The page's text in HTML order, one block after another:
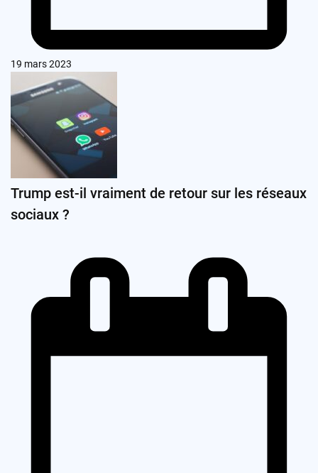
19 mars 2023
Trump est-il vraiment de retour sur les réseaux
sociaux ?